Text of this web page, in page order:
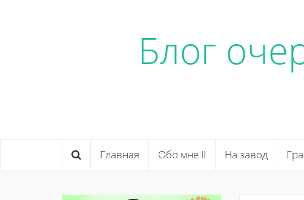
Блог
Главная Обо мне II На завод